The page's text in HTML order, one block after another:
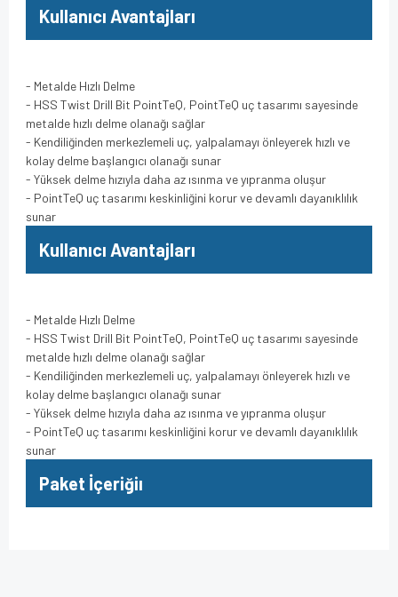
Kullanıcı Avantajları
- Metalde Hızlı Delme
- HSS Twist Drill Bit PointTeQ, PointTeQ uç tasarımı sayesinde
metalde hızlı delme olanağı sağlar
- Kendiliğinden merkezlemeli uç, yalpalamayı önleyerek hızlı ve
kolay delme başlangıcı olanağı sunar
- Yüksek delme hızıyla daha az ısınma ve yıpranma oluşur
- PointTeQ uç tasarımı keskinliğini korur ve devamlı dayanıklılık
sunar
Kullanıcı Avantajları
- Metalde Hızlı Delme
- HSS Twist Drill Bit PointTeQ, PointTeQ uç tasarımı sayesinde
metalde hızlı delme olanağı sağlar
- Kendiliğinden merkezlemeli uç, yalpalamayı önleyerek hızlı ve
kolay delme başlangıcı olanağı sunar
- Yüksek delme hızıyla daha az ısınma ve yıpranma oluşur
- PointTeQ uç tasarımı keskinliğini korur ve devamlı dayanıklılık
sunar
Paket İçeriğiı